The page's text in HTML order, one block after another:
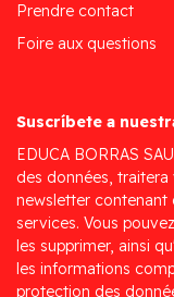
Prendre contact
Foire aux questions
Suscríbete a
EDUCA BORRAS
des données,
newsletter contenant
services. Vous
les supprimer, ainsi
les informations
protection des